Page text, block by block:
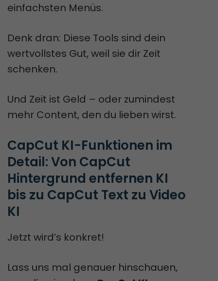
einfachsten Menüs.
Denk dran: Diese Tools sind dein
wertvollstes Gut, weil sie dir Zeit
schenken.
Und Zeit ist Geld – oder zumindest
mehr Content, den du lieben wirst.
CapCut KI-Funktionen im
Detail: Von CapCut
Hintergrund entfernen KI
bis zu CapCut Text zu Video
KI
Jetzt wird’s konkret!
Lass uns mal genauer hinschauen,